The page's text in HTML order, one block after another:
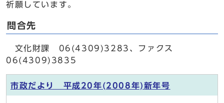
祈願しています。
問合先
文化財課 06(4309)3283、ファクス
06(4309)3835
市政だより 平成20年(2008年)新年号